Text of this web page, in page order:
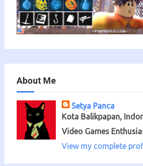
About Me
Setya Panca
Kota Balikpapan,
Video Games
View my complete